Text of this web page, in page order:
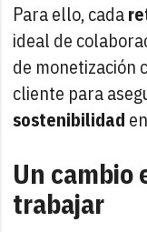
Para ello, cada
ideal de
de monetización
cliente para
sostenibilidad
Un cambio
trabajar